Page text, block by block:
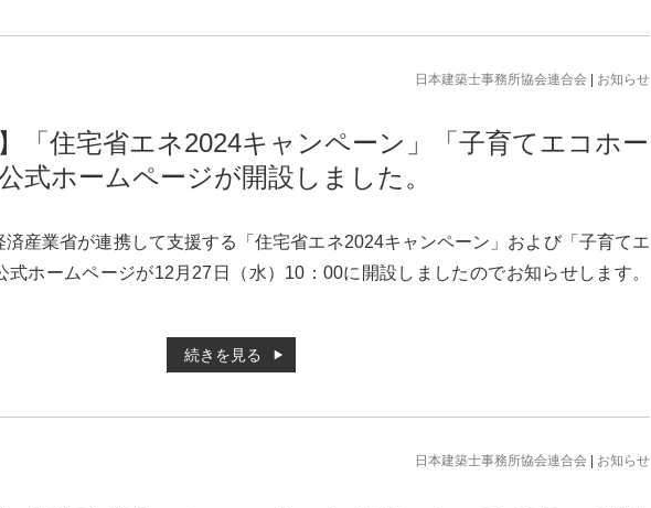
日本建築士事務所協会連合会 お知らせ
】「住宅省エネ2024キャンペーン」「子育てエコホー
式ホームページが開設しました。
済産業省が連携して支援する「住宅省エネ2024キャンペーン」および「子育てエ
式ホームページが12月27日（水）10：00に開設しましたのでお知らせします。
続きを見る
日本建築士事務所協会連合会 お知らせ